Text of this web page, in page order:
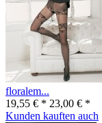
floralem...
19,55 € * 23,00 € *
Kunden kauften auch